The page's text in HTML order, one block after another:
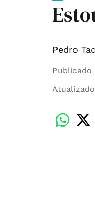
Pedro
Publicado